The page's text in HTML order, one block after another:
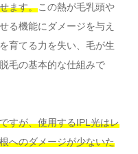
ます。この熱が毛乳頭や
る機能にダメージを与え
育てる力を失い、毛が生
毛の基本的な仕組みで
すが、使用するIPL光はレ
へのダメージが少ないた